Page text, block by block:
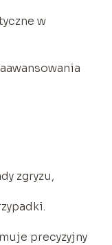
w
zgryzu,
precyzyjny